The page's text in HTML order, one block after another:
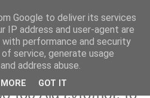
Δία εντόπισε το
Google to deliver its services
IP address and user-agent are
performance and security
service, generate usage
address abuse.
GOT IT